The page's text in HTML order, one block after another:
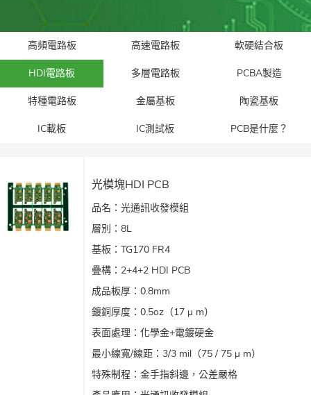
高頻電路板 高速電路板 軟硬結合板
HDI電路板 多層電路板 PCBA製造
特種電路板 金屬基板 陶瓷基板
IC載板 IC測試板 PCB是什麼？
光模塊HDI PCB
品名：光通訊收發模組
層別：8L
基板：TG170 FR4
疊構：2+4+2 HDI PCB
成品板厚：0.8mm
鍍銅厚度：0.5oz（17 μ m）
表面處理：化學金+電鍍硬金
最小線寬/線距：3/3 mil（75 / 75 μ m）
特殊制程：金手指斜邊，公差嚴格